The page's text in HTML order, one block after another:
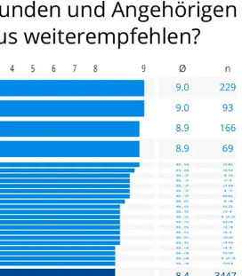
Team.
Meine Bitte um Rückruf. Und
rief mich Prof. Dr. Tilki per Telefon